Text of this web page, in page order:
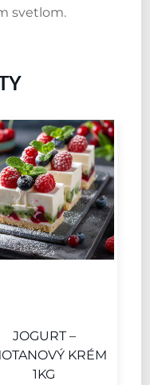
svetlom.
JOGURT –
KRÉM
1KG